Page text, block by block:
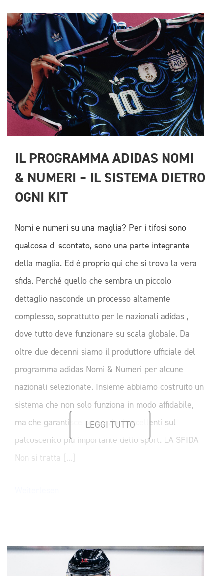
IL PROGRAMMA ADIDAS NOMI
& NUMERI – IL SISTEMA DIETRO
OGNI KIT
LEGGI TUTTO
Nomi e numeri su una maglia? Per i tifosi sono
qualcosa di scontato, sono una parte integrante
della maglia. Ed è proprio qui che si trova la vera
sfida. Perché quello che sembra un piccolo
dettaglio nasconde un processo altamente
complesso, soprattutto per le nazionali adidas ,
dove tutto deve funzionare su scala globale. Da
oltre due decenni siamo il produttore ufficiale del
programma adidas Nomi & Numeri per alcune
nazionali selezionate. Insieme abbiamo costruito un
sistema che non solo funziona in modo affidabile,
ma che garantisce prestazioni eccellenti sul
palcoscenico più importante dello sport. LA SFIDA
Non si tratta [...]